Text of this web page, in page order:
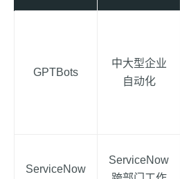
GPTBots
中大型企业
自动化
ServiceNow
ServiceNow